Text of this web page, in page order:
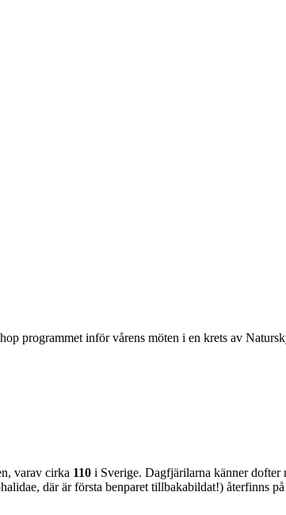
programmet inför vårens möten i en krets av
varav cirka 110 i Sverige. Dagfjärilarna känner dofter
där är första benparet tillbakabildat!) återfinns